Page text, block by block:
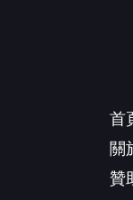
首
關
贊